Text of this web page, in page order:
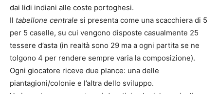
dai lidi indiani alle coste portoghesi.
Il tabellone centrale si presenta come una scacchiera di 5
per 5 caselle, su cui vengono disposte casualmente 25
tessere d’asta (in realtà sono 29 ma a ogni partita se ne
tolgono 4 per rendere sempre varia la composizione).
Ogni giocatore riceve due plance: una delle
piantagioni/colonie e l’altra dello sviluppo.